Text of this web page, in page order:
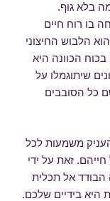
בלא גוף.
בו רוח חיים
הלבוש החיצוני
הכוונה היא
שיתוגמלו על
כל הסובבים
משמעות לכל
זאת על ידי
אל תכלית
היא בידיים שלכם.